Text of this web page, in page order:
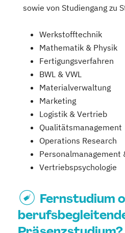
sowie von Studiengang zu
Werkstofftechnik
Mathematik & Physik
Fertigungsverfahren
BWL & VWL
Materialverwaltung
Marketing
Logistik & Vertrieb
Qualitätsmanagement
Operations Research
Personalmanagement
Vertriebspsychologie
Fernstudium